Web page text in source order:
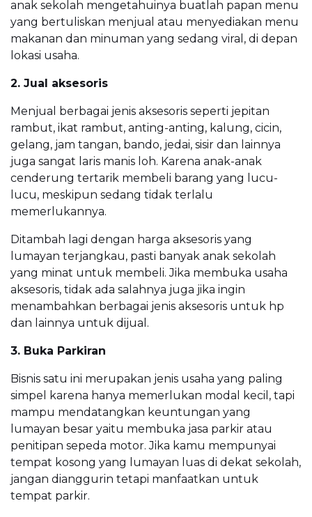
anak sekolah mengetahuinya buatlah papan menu
yang bertuliskan menjual atau menyediakan menu
makanan dan minuman yang sedang viral, di depan
lokasi usaha.
2. Jual aksesoris
Menjual berbagai jenis aksesoris seperti jepitan
rambut, ikat rambut, anting-anting, kalung, cicin,
gelang, jam tangan, bando, jedai, sisir dan lainnya
juga sangat laris manis loh. Karena anak-anak
cenderung tertarik membeli barang yang lucu-
lucu, meskipun sedang tidak terlalu
memerlukannya.
Ditambah lagi dengan harga aksesoris yang
lumayan terjangkau, pasti banyak anak sekolah
yang minat untuk membeli. Jika membuka usaha
aksesoris, tidak ada salahnya juga jika ingin
menambahkan berbagai jenis aksesoris untuk hp
dan lainnya untuk dijual.
3. Buka Parkiran
Bisnis satu ini merupakan jenis usaha yang paling
simpel karena hanya memerlukan modal kecil, tapi
mampu mendatangkan keuntungan yang
lumayan besar yaitu membuka jasa parkir atau
penitipan sepeda motor. Jika kamu mempunyai
tempat kosong yang lumayan luas di dekat sekolah,
jangan dianggurin tetapi manfaatkan untuk
tempat parkir.